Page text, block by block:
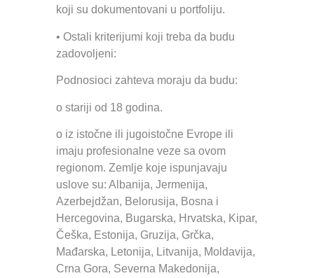
koji su dokumentovani u portfoliju.
• Ostali kriterijumi koji treba da budu
zadovoljeni:
Podnosioci zahteva moraju da budu:
o stariji od 18 godina.
o iz istočne ili jugoistočne Evrope ili
imaju profesionalne veze sa ovom
regionom. Zemlje koje ispunjavaju
uslove su: Albanija, Jermenija,
Azerbejdžan, Belorusija, Bosna i
Hercegovina, Bugarska, Hrvatska, Kipar,
Češka, Estonija, Gruzija, Grčka,
Mađarska, Letonija, Litvanija, Moldavija,
Crna Gora, Severna Makedonija,